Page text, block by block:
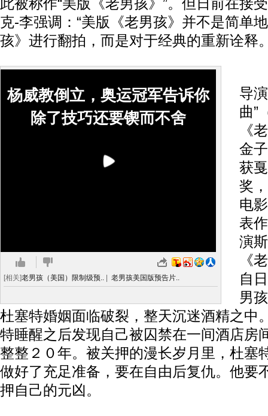
此被称作“美版《老男孩》”。但日前在接
克-李强调：“美版《老男孩》并不是简单
孩》进行翻拍，而是对于经典的重新诠释
杨威教倒立，奥运冠军告诉你
除了技巧还要锲而不舍
[相关]老男孩（美国）限制级预.. 老男孩美国版预告片..
导
曲”
《
金
获
奖
电
表
演
《
自
男
杜塞特婚姻面临破裂，整天沉迷酒精之中
特睡醒之后发现自己被囚禁在一间酒店房
整整２０年。被关押的漫长岁月里，杜塞
做好了充足准备，要在自由后复仇。他要
押自己的元凶。